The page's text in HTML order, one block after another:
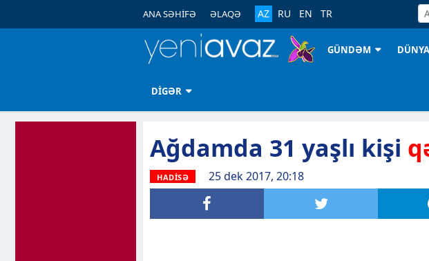
ANA SƏHİFƏ ƏLAQƏ AZ RU EN TR
GÜNDƏM DÜNYA
DİGƏR
Ağdamda 31 yaşlı kişi
HADİSƏ 25 dek 2017, 20:18